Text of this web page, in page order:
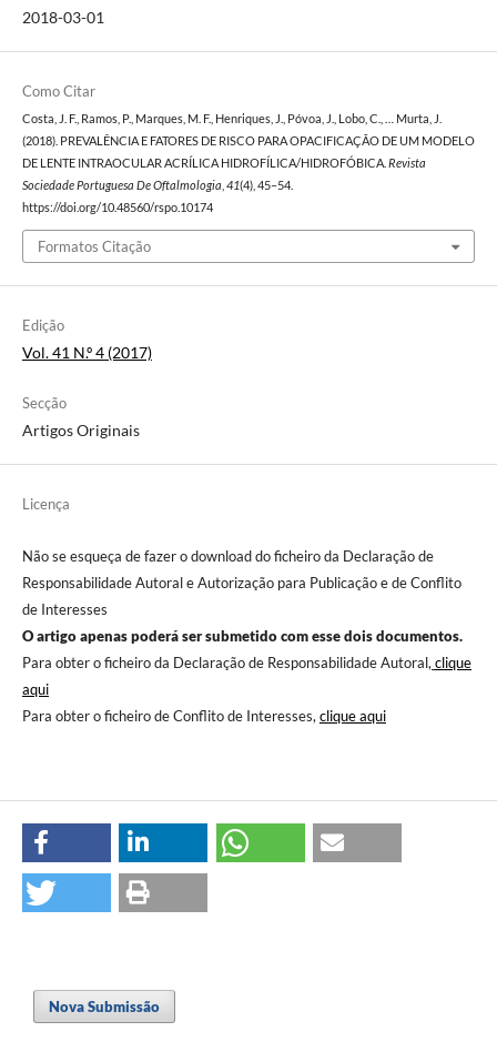
2018-03-01
Como Citar
Costa, J. F., Ramos, P., Marques, M. F., Henriques, J., Póvoa, J., Lobo, C., … Murta, J.
(2018). PREVALÊNCIA E FATORES DE RISCO PARA OPACIFICAÇÃO DE UM MODELO
DE LENTE INTRAOCULAR ACRÍLICA HIDROFÍLICA/HIDROFÓBICA. Revista
Sociedade Portuguesa De Oftalmologia 41(4), 45–54.
https://doi.org/10.48560/rspo.10174
Formatos Citação
Edição
Vol. 41 N.º 4 (2017)
Secção
Artigos Originais
Licença
Não se esqueça de fazer o download do ficheiro da Declaração de
Responsabilidade Autoral e Autorização para Publicação e de Conflito
de Interesses
O artigo apenas poderá ser submetido com esse dois documentos.
Para obter o ficheiro da Declaração de Responsabilidade Autoral,clique
aqui
Para obter o ficheiro de Conflito de Interesses,clique aqui
Nova Submissão